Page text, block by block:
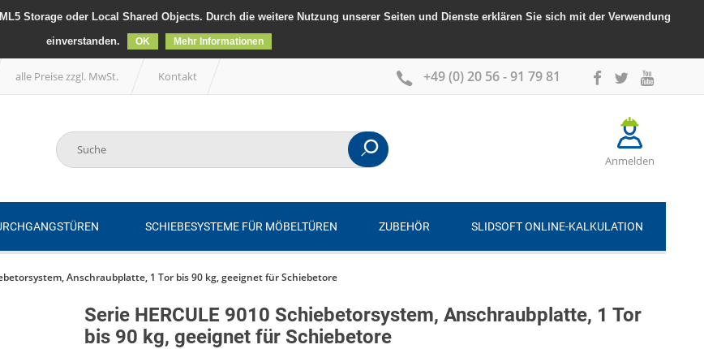
Storage oder Local Shared Objects. Durch die weitere Nutzung unserer Seiten und Dienste erklären Sie sich mit der Verwendung
einverstanden.
OK Mehr Informationen
alle Preise zzgl. MwSt. Kontakt +49 (0) 20 56 - 91 79 81
Anmelden
SCHIEBESYSTEME FÜR MÖBELTÜREN ZUBEHÖR SLIDSOFT ONLINE-KALKULATION
Anschraubplatte, 1 Tor bis 90 kg, geeignet für Schiebetore
Serie HERCULE 9010 Schiebetorsystem, Anschraubplatte, 1 Tor
bis 90 kg, geeignet für Schiebetore